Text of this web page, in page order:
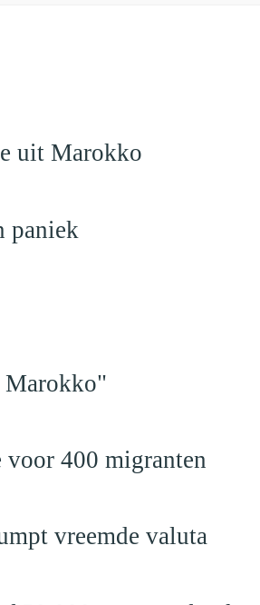
uit Marokko
paniek
Marokko"
voor 400 migranten
vreemde valuta